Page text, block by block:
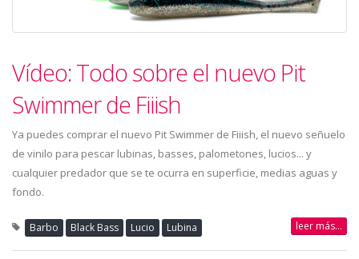
Vídeo: Todo sobre el nuevo Pit
Swimmer de Fiiish
Ya puedes comprar el nuevo Pit Swimmer de Fiiish, el nuevo señuelo
de vinilo para pescar lubinas, basses, palometones, lucios... y
cualquier predador que se te ocurra en superficie, medias aguas y
fondo.
Barbo Black Bass Lucio Lubina leer más...